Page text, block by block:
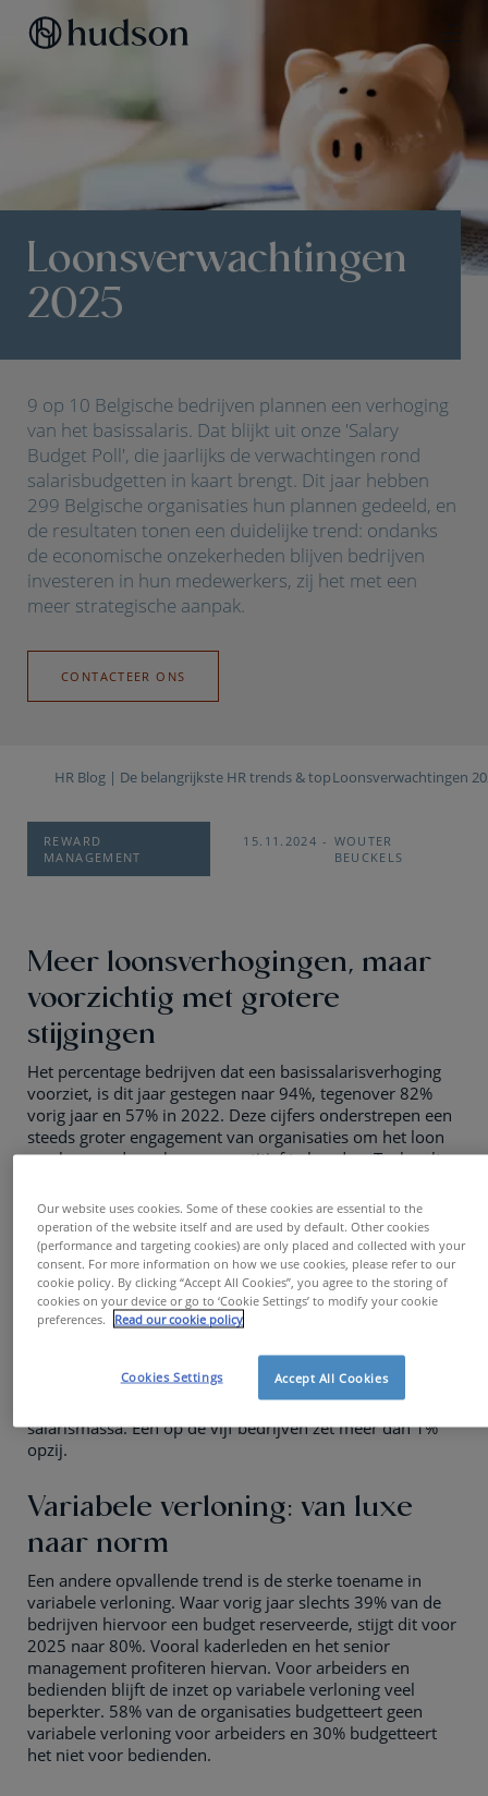
Loonsverwachtingen
2025
HR Blog | De belangrijkste HR trends & topicsLoonsverwachtingen
9 op 10 Belgische bedrijven plannen een verhoging
van het basissalaris. Dat blijkt uit onze 'Salary
Budget Poll', die jaarlijks de verwachtingen rond
salarisbudgetten in kaart brengt. Dit jaar hebben
299 Belgische organisaties hun plannen gedeeld, en
de resultaten tonen een duidelijke trend: ondanks
de economische onzekerheden blijven bedrijven
investeren in hun medewerkers, zij het met een
meer strategische aanpak.
CONTACTEER ONS
REWARD
MANAGEMENT
15.11.2024
WOUTER
BEUCKELS
Meer loonsverhogingen, maar
voorzichtig met grotere
stijgingen
Het percentage bedrijven dat een basissalarisverhoging
voorziet, is dit jaar gestegen naar 94%, tegenover 82%
vorig jaar en 57% in 2022. Deze cijfers onderstrepen een
steeds groter engagement van organisaties om het loon
van hun medewerkers competitief te houden. Toch valt
2,5% inplannen: slechts 17% voor 2025, tegenover 28%
in 2024.
Meer ruimte voor promoties
Een opvallende evolutie is de groei in bedrijven die een
van de organisaties dit van plan, een stijging van 34
procentpunten ten opzichte van vorig jaar. Net zoals vorig
jaar budgetteren ze hiervoor minder dan 1% van de totale
salarismassa. Eén op de vijf bedrijven zet meer dan 1%
opzij.
Variabele verloning: van luxe
naar norm
Een andere opvallende trend is de sterke toename in
variabele verloning. Waar vorig jaar slechts 39% van de
bedrijven hiervoor een budget reserveerde, stijgt dit voor
2025 naar 80%. Vooral kaderleden en het senior
management profiteren hiervan. Voor arbeiders en
bedienden blijft de inzet op variabele verloning veel
beperkter. 58% van de organisaties budgetteert geen
variabele verloning voor arbeiders en 30% budgetteert
het niet voor bedienden.
Our website uses cookies. Some of these cookies are essential to the
operation of the website itself and are used by default. Other cookies
(performance and targeting cookies) are only placed and collected with your
consent. For more information on how we use cookies, please refer to our
cookie policy. By clicking “Accept All Cookies”, you agree to the storing of
cookies on your device or go to ‘Cookie Settings’ to modify your cookie
preferences.
Read our cookie policy
Accept All Cookies
Cookies Settings